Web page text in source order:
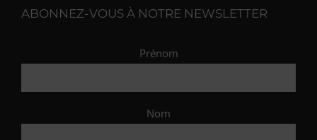
ABONNEZ-VOUS À NOTRE NEWSLETTER
Prénom
Nom